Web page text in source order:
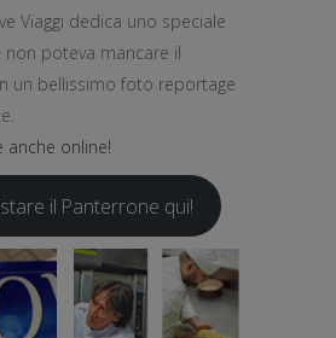
Viaggi dedica uno speciale
poteva mancare il
un bellissimo foto reportage
anche online!
il Panterrone qui!